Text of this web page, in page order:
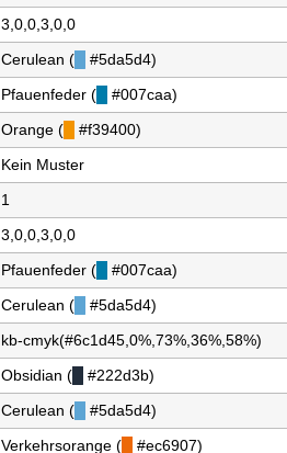
3,0,0,3,0,0
Cerulean (
#5da5d4)
Pfauenfeder (
#007caa)
Orange (
#f39400)
Kein Muster
1
3,0,0,3,0,0
Pfauenfeder (
#007caa)
Cerulean (
#5da5d4)
kb-cmyk(#6c1d45,0%,73%,36%,58%)
Obsidian (
#222d3b)
Cerulean (
#5da5d4)
Verkehrsorange (
#ec6907)